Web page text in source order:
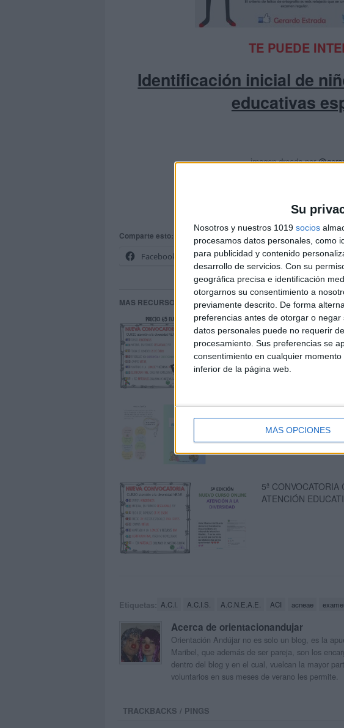
Su
Nosotros y nuestros 1019 socios
procesamos datos personales, como
para publicidad y contenido
desarrollo de servicios. Con su
geográfica precisa e identificación
otorgarnos su consentimiento a
previamente descrito. De forma
preferencias antes de otorgar o negar
datos personales puede no requerir
procesamiento. Sus preferencias se
consentimiento en cualquier
inferior de la página web.
MÁS OPCIONES
TE PUEDE
Identificación inicial de
educativas
imagen dreada por
FUENTE:
Comparte esto:
Facebook
X
MAS RECURSOS SOBRE ESTE TEMA
NUEVA
ATENCIÓN
Legislación
5ª
ATENCIÓN
Etiquetas: A.C.I. A.C.I.S. A.C.N.E.A.E. ACI acneae
Acerca de orientacionandujar
Orientación Andújar no es solo un blog, es la
Maribel, que además de ser pareja, son los
dentro del blog y en el cual, vuelcan la mayor
voluntarios en sus meses de verano les permite.
TRACKBACKS / PINGS